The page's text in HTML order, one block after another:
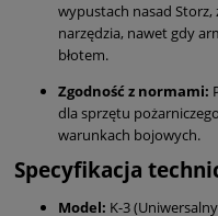
wypustach nasad Storz,
narzędzia, nawet gdy
błotem.
Zgodność z normami:
dla sprzętu
warunkach bojowych.
Specyfikacja
Model: K-3